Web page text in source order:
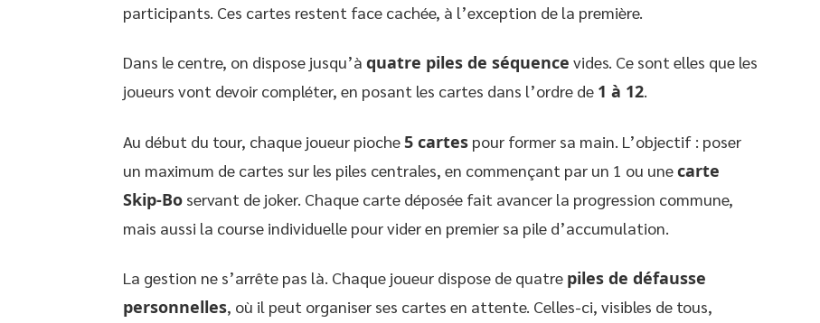
participants. Ces cartes restent face cachée, à l’exception de la première.
Dans le centre, on dispose jusqu’à quatre piles de séquence vides. Ce sont elles que les
joueurs vont devoir compléter, en posant les cartes dans l’ordre de 1 à 12
Au début du tour, chaque joueur pioche5 cartes pour former sa main. L’objectif : poser
un maximum de cartes sur les piles centrales, en commençant par un 1 ou unecarte
Skip-Bo servant de joker. Chaque carte déposée fait avancer la progression commune,
mais aussi la course individuelle pour vider en premier sa pile d’accumulation.
La gestion ne s’arrête pas là. Chaque joueur dispose de quatre piles de défausse
personnelles, où il peut organiser ses cartes en attente. Celles-ci, visibles de tous,